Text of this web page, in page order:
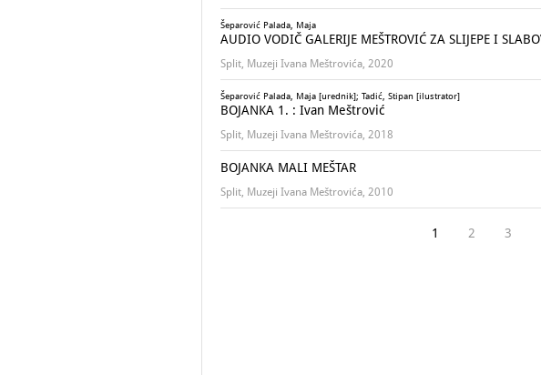
Šeparović Palada, Maja
AUDIO VODIČ GALERIJE MEŠTROVIĆ ZA SLIJEPE I
Split, Muzeji Ivana Meštrovića, 2020
Šeparović Palada, Maja [urednik]; Tadić, Stipan [ilustrator]
BOJANKA 1. : Ivan Meštrović
Split, Muzeji Ivana Meštrovića, 2018
BOJANKA MALI MEŠTAR
Split, Muzeji Ivana Meštrovića, 2010
1 2 3